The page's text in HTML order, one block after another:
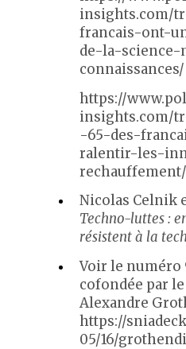
insights.com/
francais-ont-
de-la-
connaissances/
https://
insights.com/
-65-des-
ralentir-les-
rechauffement/
Nicolas Celnik
Techno-luttes :
résistent à la
Voir le numéro
cofondée par
Alexandre
https://
05/16/